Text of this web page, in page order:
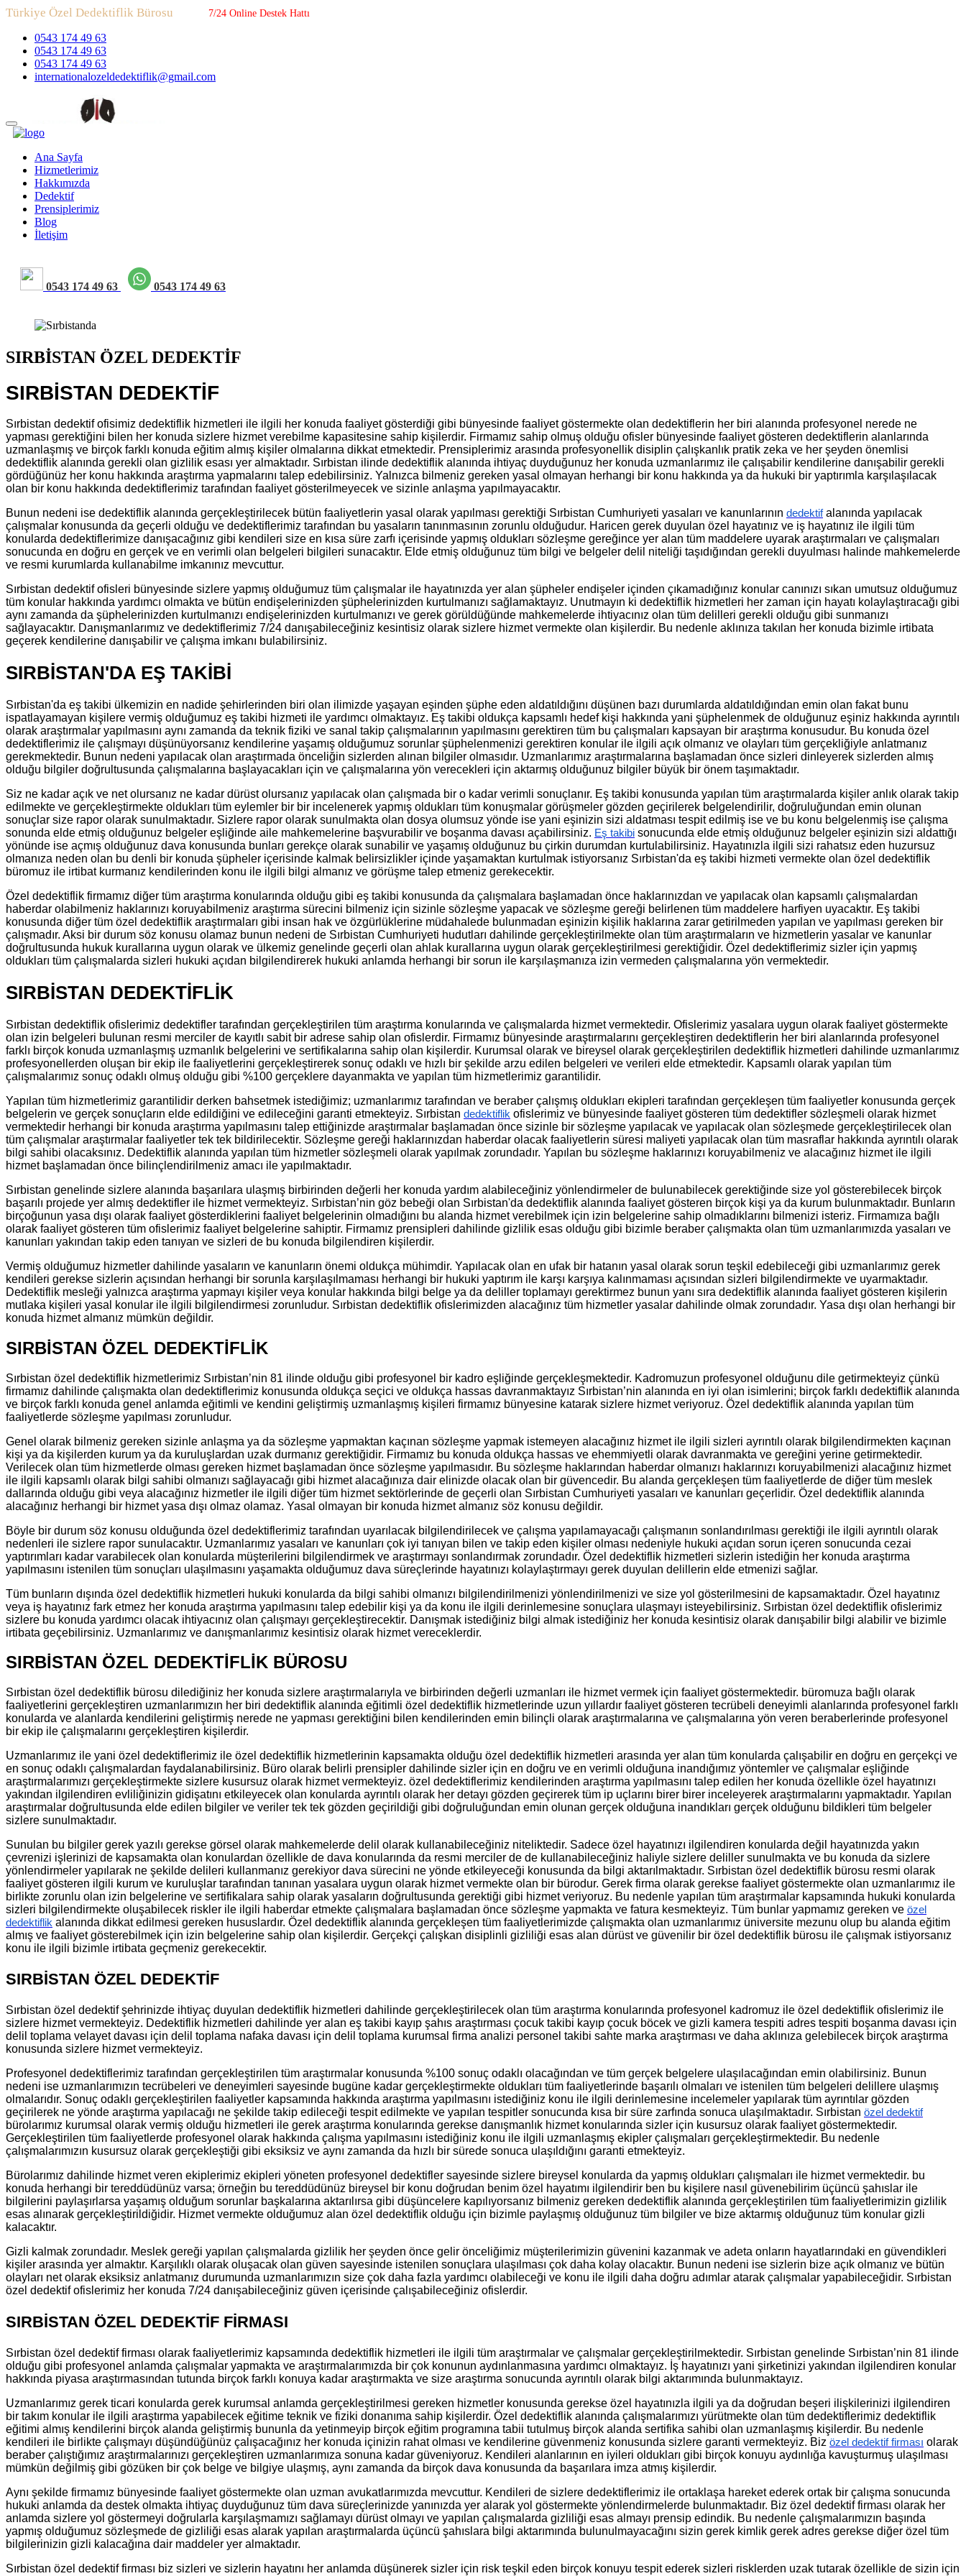
Türkiye Özel Dedektiflik Bürosu 7/24 Online Destek Hattı
0543 174 49 63
0543 174 49 63
0543 174 49 63
internationalozeldedektiflik@gmail.com
Ana Sayfa
Hizmetlerimiz
Hakkımızda
Dedektif
Prensiplerimiz
Blog
İletişim
0543 174 49 63 0543 174 49 63
SIRBİSTAN ÖZEL DEDEKTİF
SIRBİSTAN DEDEKTİF
Sırbistan dedektif ofisimiz dedektiflik hizmetleri ile ilgili her konuda faaliyet gösterdiği gibi bünyesinde faaliyet göstermekte olan dedektiflerin her biri alanında profesyonel nerede ne
yapması gerektiğini bilen her konuda sizlere hizmet verebilme kapasitesine sahip kişilerdir. Firmamız sahip olmuş olduğu ofisler bünyesinde faaliyet gösteren dedektiflerin alanlarında
uzmanlaşmış ve birçok farklı konuda eğitim almış kişiler olmalarına dikkat etmektedir. Prensiplerimiz arasında profesyonellik disiplin çalışkanlık pratik zeka ve her şeyden önemlisi
dedektiflik alanında gerekli olan gizlilik esası yer almaktadır. Sırbistan ilinde dedektiflik alanında ihtiyaç duyduğunuz her konuda uzmanlarımız ile çalışabilir kendilerine danışabilir gerekli
gördüğünüz her konu hakkında araştırma yapmalarını talep edebilirsiniz. Yalnızca bilmeniz gereken yasal olmayan herhangi bir konu hakkında ya da hukuki bir yaptırımla karşılaşılacak
olan bir konu hakkında dedektiflerimiz tarafından faaliyet gösterilmeyecek ve sizinle anlaşma yapılmayacaktır.
Bunun nedeni ise dedektiflik alanında gerçekleştirilecek bütün faaliyetlerin yasal olarak yapılması gerektiği Sırbistan Cumhuriyeti yasaları ve kanunlarının dedektifalanında yapılacak
çalışmalar konusunda da geçerli olduğu ve dedektiflerimiz tarafından bu yasaların tanınmasının zorunlu olduğudur. Haricen gerek duyulan özel hayatınız ve iş hayatınız ile ilgili tüm
konularda dedektiflerimize danışacağınız gibi kendileri size en kısa süre zarfı içerisinde yapmış oldukları sözleşme gereğince yer alan tüm maddelere uyarak araştırmaları ve çalışmaları
sonucunda en doğru en gerçek ve en verimli olan belgeleri bilgileri sunacaktır. Elde etmiş olduğunuz tüm bilgi ve belgeler delil niteliği taşıdığından gerekli duyulması halinde mahkemelerde
ve resmi kurumlarda kullanabilme imkanınız mevcuttur.
Sırbistan dedektif ofisleri bünyesinde sizlere yapmış olduğumuz tüm çalışmalar ile hayatınızda yer alan şüpheler endişeler içinden çıkamadığınız konular canınızı sıkan umutsuz olduğumuz
tüm konular hakkında yardımcı olmakta ve bütün endişelerinizden şüphelerinizden kurtulmanızı sağlamaktayız. Unutmayın ki dedektiflik hizmetleri her zaman için hayatı kolaylaştıracağı gibi
aynı zamanda da şüphelerinizden kurtulmanızı endişelerinizden kurtulmanızı ve gerek görüldüğünde mahkemelerde ihtiyacınız olan tüm delilleri gerekli olduğu gibi sunmanızı
sağlayacaktır. Danışmanlarımız ve dedektiflerimiz 7/24 danışabileceğiniz kesintisiz olarak sizlere hizmet vermekte olan kişilerdir. Bu nedenle aklınıza takılan her konuda bizimle irtibata
geçerek kendilerine danışabilir ve çalışma imkanı bulabilirsiniz.
SIRBİSTAN'DA EŞ TAKİBİ
Sırbistan'da eş takibi ülkemizin en nadide şehirlerinden biri olan ilimizde yaşayan eşinden şüphe eden aldatıldığını düşünen bazı durumlarda aldatıldığından emin olan fakat bunu
ispatlayamayan kişilere vermiş olduğumuz eş takibi hizmeti ile yardımcı olmaktayız. Eş takibi oldukça kapsamlı hedef kişi hakkında yani şüphelenmek de olduğunuz eşiniz hakkında ayrıntılı
olarak araştırmalar yapılmasını aynı zamanda da teknik fiziki ve sanal takip çalışmalarının yapılmasını gerektiren tüm bu çalışmaları kapsayan bir araştırma konusudur. Bu konuda özel
dedektiflerimiz ile çalışmayı düşünüyorsanız kendilerine yaşamış olduğumuz sorunlar şüphelenmenizi gerektiren konular ile ilgili açık olmanız ve olayları tüm gerçekliğiyle anlatmanız
gerekmektedir. Bunun nedeni yapılacak olan araştırmada önceliğin sizlerden alınan bilgiler olmasıdır. Uzmanlarımız araştırmalarına başlamadan önce sizleri dinleyerek sizlerden almış
olduğu bilgiler doğrultusunda çalışmalarına başlayacakları için ve çalışmalarına yön verecekleri için aktarmış olduğunuz bilgiler büyük bir önem taşımaktadır.
Siz ne kadar açık ve net olursanız ne kadar dürüst olursanız yapılacak olan çalışmada bir o kadar verimli sonuçlanır. Eş takibi konusunda yapılan tüm araştırmalarda kişiler anlık olarak takip
edilmekte ve gerçekleştirmekte oldukları tüm eylemler bir bir incelenerek yapmış oldukları tüm konuşmalar görüşmeler gözden geçirilerek belgelendirilir, doğruluğundan emin olunan
sonuçlar size rapor olarak sunulmaktadır. Sizlere rapor olarak sunulmakta olan dosya olumsuz yönde ise yani eşinizin sizi aldatması tespit edilmiş ise ve bu konu belgelenmiş ise çalışma
sonunda elde etmiş olduğunuz belgeler eşliğinde aile mahkemelerine başvurabilir ve boşanma davası açabilirsiniz. Eş takibi sonucunda elde etmiş olduğunuz belgeler eşinizin sizi aldattığı
yönünde ise açmış olduğunuz dava konusunda bunları gerekçe olarak sunabilir ve yaşamış olduğunuz bu çirkin durumdan kurtulabilirsiniz. Hayatınızla ilgili sizi rahatsız eden huzursuz
olmanıza neden olan bu denli bir konuda şüpheler içerisinde kalmak belirsizlikler içinde yaşamaktan kurtulmak istiyorsanız Sırbistan'da eş takibi hizmeti vermekte olan özel dedektiflik
büromuz ile irtibat kurmanız kendilerinden konu ile ilgili bilgi almanız ve görüşme talep etmeniz gerekecektir.
Özel dedektiflik firmamız diğer tüm araştırma konularında olduğu gibi eş takibi konusunda da çalışmalara başlamadan önce haklarınızdan ve yapılacak olan kapsamlı çalışmalardan
haberdar olabilmeniz haklarınızı koruyabilmeniz araştırma sürecini bilmeniz için sizinle sözleşme yapacak ve sözleşme gereği belirlenen tüm maddelere harfiyen uyacaktır. Eş takibi
konusunda diğer tüm özel dedektiflik araştırmaları gibi insan hak ve özgürlüklerine müdahalede bulunmadan eşinizin kişilik haklarına zarar getirilmeden yapılan ve yapılması gereken bir
çalışmadır. Aksi bir durum söz konusu olamaz bunun nedeni de Sırbistan Cumhuriyeti hudutları dahilinde gerçekleştirilmekte olan tüm araştırmaların ve hizmetlerin yasalar ve kanunlar
doğrultusunda hukuk kurallarına uygun olarak ve ülkemiz genelinde geçerli olan ahlak kurallarına uygun olarak gerçekleştirilmesi gerektiğidir. Özel dedektiflerimiz sizler için yapmış
oldukları tüm çalışmalarda sizleri hukuki açıdan bilgilendirerek hukuki anlamda herhangi bir sorun ile karşılaşmanıza izin vermeden çalışmalarına yön vermektedir.
SIRBİSTAN DEDEKTİFLİK
Sırbistan dedektiflik ofislerimiz dedektifler tarafından gerçekleştirilen tüm araştırma konularında ve çalışmalarda hizmet vermektedir. Ofislerimiz yasalara uygun olarak faaliyet göstermekte
olan izin belgeleri bulunan resmi merciler de kayıtlı sabit bir adrese sahip olan ofislerdir. Firmamız bünyesinde araştırmalarını gerçekleştiren dedektiflerin her biri alanlarında profesyonel
farklı birçok konuda uzmanlaşmış uzmanlık belgelerini ve sertifikalarına sahip olan kişilerdir. Kurumsal olarak ve bireysel olarak gerçekleştirilen dedektiflik hizmetleri dahilinde uzmanlarımız
profesyonellerden oluşan bir ekip ile faaliyetlerini gerçekleştirerek sonuç odaklı ve hızlı bir şekilde arzu edilen belgeleri ve verileri elde etmektedir. Kapsamlı olarak yapılan tüm
çalışmalarımız sonuç odaklı olmuş olduğu gibi %100 gerçeklere dayanmakta ve yapılan tüm hizmetlerimiz garantilidir.
Yapılan tüm hizmetlerimiz garantilidir derken bahsetmek istediğimiz; uzmanlarımız tarafından ve beraber çalışmış oldukları ekipleri tarafından gerçekleşen tüm faaliyetler konusunda gerçek
belgelerin ve gerçek sonuçların elde edildiğini ve edileceğini garanti etmekteyiz. Sırbistan dedektiflik ofislerimiz ve bünyesinde faaliyet gösteren tüm dedektifler sözleşmeli olarak hizmet
vermektedir herhangi bir konuda araştırma yapılmasını talep ettiğinizde araştırmalar başlamadan önce sizinle bir sözleşme yapılacak ve yapılacak olan sözleşmede gerçekleştirilecek olan
tüm çalışmalar araştırmalar faaliyetler tek tek bildirilecektir. Sözleşme gereği haklarınızdan haberdar olacak faaliyetlerin süresi maliyeti yapılacak olan tüm masraflar hakkında ayrıntılı olarak
bilgi sahibi olacaksınız. Dedektiflik alanında yapılan tüm hizmetler sözleşmeli olarak yapılmak zorundadır. Yapılan bu sözleşme haklarınızı koruyabilmeniz ve alacağınız hizmet ile ilgili
hizmet başlamadan önce bilinçlendirilmeniz amacı ile yapılmaktadır.
Sırbistan genelinde sizlere alanında başarılara ulaşmış birbirinden değerli her konuda yardım alabileceğiniz yönlendirmeler de bulunabilecek gerektiğinde size yol gösterebilecek birçok
başarılı projede yer almış dedektifler ile hizmet vermekteyiz. Sırbistan’nin göz bebeği olan Sırbistan'da dedektiflik alanında faaliyet gösteren birçok kişi ya da kurum bulunmaktadır. Bunların
birçoğunun yasa dışı olarak faaliyet gösterdiklerini faaliyet belgelerinin olmadığını bu alanda hizmet verebilmek için izin belgelerine sahip olmadıklarını bilmenizi isteriz. Firmamıza bağlı
olarak faaliyet gösteren tüm ofislerimiz faaliyet belgelerine sahiptir. Firmamız prensipleri dahilinde gizlilik esas olduğu gibi bizimle beraber çalışmakta olan tüm uzmanlarımızda yasaları ve
kanunları yakından takip eden tanıyan ve sizleri de bu konuda bilgilendiren kişilerdir.
Vermiş olduğumuz hizmetler dahilinde yasaların ve kanunların önemi oldukça mühimdir. Yapılacak olan en ufak bir hatanın yasal olarak sorun teşkil edebileceği gibi uzmanlarımız gerek
kendileri gerekse sizlerin açısından herhangi bir sorunla karşılaşılmaması herhangi bir hukuki yaptırım ile karşı karşıya kalınmaması açısından sizleri bilgilendirmekte ve uyarmaktadır.
Dedektiflik mesleği yalnızca araştırma yapmayı kişiler veya konular hakkında bilgi belge ya da deliller toplamayı gerektirmez bunun yanı sıra dedektiflik alanında faaliyet gösteren kişilerin
mutlaka kişileri yasal konular ile ilgili bilgilendirmesi zorunludur. Sırbistan dedektiflik ofislerimizden alacağınız tüm hizmetler yasalar dahilinde olmak zorundadır. Yasa dışı olan herhangi bir
konuda hizmet almanız mümkün değildir.
SIRBİSTAN ÖZEL DEDEKTİFLİK
Sırbistan özel dedektiflik hizmetlerimiz Sırbistan’nin 81 ilinde olduğu gibi profesyonel bir kadro eşliğinde gerçekleşmektedir. Kadromuzun profesyonel olduğunu dile getirmekteyiz çünkü
firmamız dahilinde çalışmakta olan dedektiflerimiz konusunda oldukça seçici ve oldukça hassas davranmaktayız Sırbistan’nin alanında en iyi olan isimlerini; birçok farklı dedektiflik alanında
ve birçok farklı konuda genel anlamda eğitimli ve kendini geliştirmiş uzmanlaşmış kişileri firmamız bünyesine katarak sizlere hizmet veriyoruz. Özel dedektiflik alanında yapılan tüm
faaliyetlerde sözleşme yapılması zorunludur.
Genel olarak bilmeniz gereken sizinle anlaşma ya da sözleşme yapmaktan kaçınan sözleşme yapmak istemeyen alacağınız hizmet ile ilgili sizleri ayrıntılı olarak bilgilendirmekten kaçınan
kişi ya da kişilerden kurum ya da kuruluşlardan uzak durmanız gerektiğidir. Firmamız bu konuda oldukça hassas ve ehemmiyetli olarak davranmakta ve gereğini yerine getirmektedir.
Verilecek olan tüm hizmetlerde olması gereken hizmet başlamadan önce sözleşme yapılmasıdır. Bu sözleşme haklarından haberdar olmanızı haklarınızı koruyabilmenizi alacağınız hizmet
ile ilgili kapsamlı olarak bilgi sahibi olmanızı sağlayacağı gibi hizmet alacağınıza dair elinizde olacak olan bir güvencedir. Bu alanda gerçekleşen tüm faaliyetlerde de diğer tüm meslek
dallarında olduğu gibi veya alacağınız hizmetler ile ilgili diğer tüm hizmet sektörlerinde de geçerli olan Sırbistan Cumhuriyeti yasaları ve kanunları geçerlidir. Özel dedektiflik alanında
alacağınız herhangi bir hizmet yasa dışı olmaz olamaz. Yasal olmayan bir konuda hizmet almanız söz konusu değildir.
Böyle bir durum söz konusu olduğunda özel dedektiflerimiz tarafından uyarılacak bilgilendirilecek ve çalışma yapılamayacağı çalışmanın sonlandırılması gerektiği ile ilgili ayrıntılı olarak
nedenleri ile sizlere rapor sunulacaktır. Uzmanlarımız yasaları ve kanunları çok iyi tanıyan bilen ve takip eden kişiler olması nedeniyle hukuki açıdan sorun içeren sonucunda cezai
yaptırımları kadar varabilecek olan konularda müşterilerini bilgilendirmek ve araştırmayı sonlandırmak zorundadır. Özel dedektiflik hizmetleri sizlerin istediğin her konuda araştırma
yapılmasını istenilen tüm sonuçları ulaşılmasını yaşamakta olduğumuz dava süreçlerinde hayatınızı kolaylaştırmayı gerek duyulan delillerin elde etmenizi sağlar.
Tüm bunların dışında özel dedektiflik hizmetleri hukuki konularda da bilgi sahibi olmanızı bilgilendirilmenizi yönlendirilmenizi ve size yol gösterilmesini de kapsamaktadır. Özel hayatınız
veya iş hayatınız fark etmez her konuda araştırma yapılmasını talep edebilir kişi ya da konu ile ilgili derinlemesine sonuçlara ulaşmayı isteyebilirsiniz. Sırbistan özel dedektiflik ofislerimiz
sizlere bu konuda yardımcı olacak ihtiyacınız olan çalışmayı gerçekleştirecektir. Danışmak istediğiniz bilgi almak istediğiniz her konuda kesintisiz olarak danışabilir bilgi alabilir ve bizimle
irtibata geçebilirsiniz. Uzmanlarımız ve danışmanlarımız kesintisiz olarak hizmet vereceklerdir.
SIRBİSTAN ÖZEL DEDEKTİFLİK BÜROSU
Sırbistan özel dedektiflik bürosu dilediğiniz her konuda sizlere araştırmalarıyla ve birbirinden değerli uzmanları ile hizmet vermek için faaliyet göstermektedir. büromuza bağlı olarak
faaliyetlerini gerçekleştiren uzmanlarımızın her biri dedektiflik alanında eğitimli özel dedektiflik hizmetlerinde uzun yıllardır faaliyet gösteren tecrübeli deneyimli alanlarında profesyonel farklı
konularda ve alanlarda kendilerini geliştirmiş nerede ne yapması gerektiğini bilen kendilerinden emin bilinçli olarak araştırmalarına ve çalışmalarına yön veren beraberlerinde profesyonel
bir ekip ile çalışmalarını gerçekleştiren kişilerdir.
Uzmanlarımız ile yani özel dedektiflerimiz ile özel dedektiflik hizmetlerinin kapsamakta olduğu özel dedektiflik hizmetleri arasında yer alan tüm konularda çalışabilir en doğru en gerçekçi ve
en sonuç odaklı çalışmalardan faydalanabilirsiniz. Büro olarak belirli prensipler dahilinde sizler için en doğru ve en verimli olduğuna inandığımız yöntemler ve çalışmalar eşliğinde
araştırmalarımızı gerçekleştirmekte sizlere kusursuz olarak hizmet vermekteyiz. özel dedektiflerimiz kendilerinden araştırma yapılmasını talep edilen her konuda özellikle özel hayatınızı
yakından ilgilendiren evliliğinizin gidişatını etkileyecek olan konularda ayrıntılı olarak her detayı gözden geçirerek tüm ip uçlarını birer birer inceleyerek araştırmalarını yapmaktadır. Yapılan
araştırmalar doğrultusunda elde edilen bilgiler ve veriler tek tek gözden geçirildiği gibi doğruluğundan emin olunan gerçek olduğuna inandıkları gerçek olduğunu bildikleri tüm belgeler
sizlere sunulmaktadır.
Sunulan bu bilgiler gerek yazılı gerekse görsel olarak mahkemelerde delil olarak kullanabileceğiniz niteliktedir. Sadece özel hayatınızı ilgilendiren konularda değil hayatınızda yakın
çevrenizi işlerinizi de kapsamakta olan konulardan özellikle de dava konularında da resmi merciler de de kullanabileceğiniz haliyle sizlere deliller sunulmakta ve bu konuda da sizlere
yönlendirmeler yapılarak ne şekilde delileri kullanmanız gerekiyor dava sürecini ne yönde etkileyeceği konusunda da bilgi aktarılmaktadır. Sırbistan özel dedektiflik bürosu resmi olarak
faaliyet gösteren ilgili kurum ve kuruluşlar tarafından tanınan yasalara uygun olarak hizmet vermekte olan bir bürodur. Gerek firma olarak gerekse faaliyet göstermekte olan uzmanlarımız ile
birlikte zorunlu olan izin belgelerine ve sertifikalara sahip olarak yasaların doğrultusunda gerektiği gibi hizmet veriyoruz. Bu nedenle yapılan tüm araştırmalar kapsamında hukuki konularda
sizleri bilgilendirmekte oluşabilecek riskler ile ilgili haberdar etmekte çalışmalara başlamadan önce sözleşme yapmakta ve fatura kesmekteyiz. Tüm bunlar yapmamız gereken ve özel
dedektiflik alanında dikkat edilmesi gereken hususlardır. Özel dedektiflik alanında gerçekleşen tüm faaliyetlerimizde çalışmakta olan uzmanlarımız üniversite mezunu olup bu alanda eğitim
almış ve faaliyet gösterebilmek için izin belgelerine sahip olan kişilerdir. Gerçekçi çalışkan disiplinli gizliliği esas alan dürüst ve güvenilir bir özel dedektiflik bürosu ile çalışmak istiyorsanız
konu ile ilgili bizimle irtibata geçmeniz gerekecektir.
SIRBİSTAN ÖZEL DEDEKTİF
Sırbistan özel dedektif şehrinizde ihtiyaç duyulan dedektiflik hizmetleri dahilinde gerçekleştirilecek olan tüm araştırma konularında profesyonel kadromuz ile özel dedektiflik ofislerimiz ile
sizlere hizmet vermekteyiz. Dedektiflik hizmetleri dahilinde yer alan eş takibi kayıp şahıs araştırması çocuk takibi kayıp çocuk böcek ve gizli kamera tespiti adres tespiti boşanma davası için
delil toplama velayet davası için delil toplama nafaka davası için delil toplama kurumsal firma analizi personel takibi sahte marka araştırması ve daha aklınıza gelebilecek birçok araştırma
konusunda sizlere hizmet vermekteyiz.
Profesyonel dedektiflerimiz tarafından gerçekleştirilen tüm araştırmalar konusunda %100 sonuç odaklı olacağından ve tüm gerçek belgelere ulaşılacağından emin olabilirsiniz. Bunun
nedeni ise uzmanlarımızın tecrübeleri ve deneyimleri sayesinde bugüne kadar gerçekleştirmekte oldukları tüm faaliyetlerinde başarılı olmaları ve istenilen tüm belgeleri delillere ulaşmış
olmalarıdır. Sonuç odaklı gerçekleştirilen faaliyetler kapsamında hakkında araştırma yapılmasını istediğiniz konu ile ilgili derinlemesine incelemeler yapılarak tüm ayrıntılar gözden
geçirilerek ne yönde araştırma yapılacağı ne şekilde takip edileceği tespit edilmekte ve yapılan tespitler sonucunda kısa bir süre zarfında sonuca ulaşılmaktadır. Sırbistan özel dedektif
bürolarımız kurumsal olarak vermiş olduğu hizmetleri ile gerek araştırma konularında gerekse danışmanlık hizmet konularında sizler için kusursuz olarak faaliyet göstermektedir.
Gerçekleştirilen tüm faaliyetlerde profesyonel olarak hakkında çalışma yapılmasını istediğiniz konu ile ilgili uzmanlaşmış ekipler çalışmaları gerçekleştirmektedir. Bu nedenle
çalışmalarımızın kusursuz olarak gerçekleştiği gibi eksiksiz ve aynı zamanda da hızlı bir sürede sonuca ulaşıldığını garanti etmekteyiz.
Bürolarımız dahilinde hizmet veren ekiplerimiz ekipleri yöneten profesyonel dedektifler sayesinde sizlere bireysel konularda da yapmış oldukları çalışmaları ile hizmet vermektedir. bu
konuda herhangi bir tereddüdünüz varsa; örneğin bu tereddüdünüz bireysel bir konu doğrudan benim özel hayatımı ilgilendirir ben bu kişilere nasıl güvenebilirim üçüncü şahıslar ile
bilgilerini paylaşırlarsa yaşamış olduğum sorunlar başkalarına aktarılırsa gibi düşüncelere kapılıyorsanız bilmeniz gereken dedektiflik alanında gerçekleştirilen tüm faaliyetlerimizin gizlilik
esas alınarak gerçekleştirildiğidir. Hizmet vermekte olduğumuz alan özel dedektiflik olduğu için bizimle paylaşmış olduğunuz tüm bilgiler ve bize aktarmış olduğunuz tüm konular gizli
kalacaktır.
Gizli kalmak zorundadır. Meslek gereği yapılan çalışmalarda gizlilik her şeyden önce gelir önceliğimiz müşterilerimizin güvenini kazanmak ve adeta onların hayatlarındaki en güvendikleri
kişiler arasında yer almaktır. Karşılıklı olarak oluşacak olan güven sayesinde istenilen sonuçlara ulaşılması çok daha kolay olacaktır. Bunun nedeni ise sizlerin bize açık olmanız ve bütün
olayları net olarak eksiksiz anlatmanız durumunda uzmanlarımızın size çok daha fazla yardımcı olabileceği ve konu ile ilgili daha doğru adımlar atarak çalışmalar yapabileceğidir. Sırbistan
özel dedektif ofislerimiz her konuda 7/24 danışabileceğiniz güven içerisinde çalışabileceğiniz ofislerdir.
SIRBİSTAN ÖZEL DEDEKTİF FİRMASI
Sırbistan özel dedektif firması olarak faaliyetlerimiz kapsamında dedektiflik hizmetleri ile ilgili tüm araştırmalar ve çalışmalar gerçekleştirilmektedir. Sırbistan genelinde Sırbistan’nin 81 ilinde
olduğu gibi profesyonel anlamda çalışmalar yapmakta ve araştırmalarımızda bir çok konunun aydınlanmasına yardımcı olmaktayız. İş hayatınızı yani şirketinizi yakından ilgilendiren konular
hakkında piyasa araştırmasından tutunda birçok farklı konuya kadar araştırmakta ve size araştırma sonucunda ayrıntılı olarak bilgi aktarımında bulunmaktayız.
Uzmanlarımız gerek ticari konularda gerek kurumsal anlamda gerçekleştirilmesi gereken hizmetler konusunda gerekse özel hayatınızla ilgili ya da doğrudan beşeri ilişkilerinizi ilgilendiren
bir takım konular ile ilgili araştırma yapabilecek eğitime teknik ve fiziki donanıma sahip kişilerdir. Özel dedektiflik alanında çalışmalarımızı yürütmekte olan tüm dedektiflerimiz dedektiflik
eğitimi almış kendilerini birçok alanda geliştirmiş bununla da yetinmeyip birçok eğitim programına tabii tutulmuş birçok alanda sertifika sahibi olan uzmanlaşmış kişilerdir. Bu nedenle
kendileri ile birlikte çalışmayı düşündüğünüz çalışacağınız her konuda içinizin rahat olması ve kendilerine güvenmeniz konusunda sizlere garanti vermekteyiz. Biz özel dedektif firması olarak
beraber çalıştığımız araştırmalarınızı gerçekleştiren uzmanlarımıza sonuna kadar güveniyoruz. Kendileri alanlarının en iyileri oldukları gibi birçok konuyu aydınlığa kavuşturmuş ulaşılması
mümkün değilmiş gibi gözüken bir çok belge ve bilgiye ulaşmış, aynı zamanda da birçok dava konusunda da başarılara imza atmış kişilerdir.
Aynı şekilde firmamız bünyesinde faaliyet göstermekte olan uzman avukatlarımızda mevcuttur. Kendileri de sizlere dedektiflerimiz ile ortaklaşa hareket ederek ortak bir çalışma sonucunda
hukuki anlamda da destek olmakta ihtiyaç duyduğunuz tüm dava süreçlerinizde yanınızda yer alarak yol göstermekte yönlendirmelerde bulunmaktadır. Biz özel dedektif firması olarak her
anlamda sizlere yol göstermeyi doğrularla karşılaşmamızı sağlamayı dürüst olmayı ve yapılan çalışmalarda gizliliği esas almayı prensip edindik. Bu nedenle çalışmalarımızın başında
yapmış olduğumuz sözleşmede de gizliliği esas alarak yapılan araştırmalarda üçüncü şahıslara bilgi aktarımında bulunulmayacağını sizin gerek kimlik gerek adres gerekse diğer özel tüm
bilgilerinizin gizli kalacağına dair maddeler yer almaktadır.
Sırbistan özel dedektif firması biz sizleri ve sizlerin hayatını her anlamda düşünerek sizler için risk teşkil eden birçok konuyu tespit ederek sizleri risklerden uzak tutarak özellikle de sizin için